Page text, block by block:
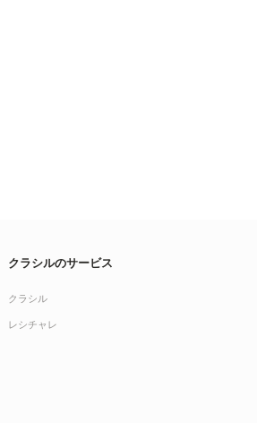
クラシルのサービス
クラシル
レシチャレ